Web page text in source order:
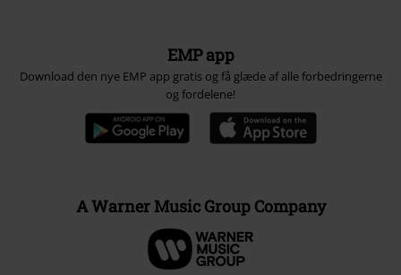
EMP app
Download den nye EMP app gratis og få glæde af alle forbedringerne
og fordelene!
A Warner Music Group Company